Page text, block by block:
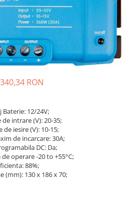
RON
Baterie: 12/24V;
de intrare (V): 20-35;
de iesire (V): 10-15;
de incarcare: 30A;
DC: Da;
operare -20 to +55°C;
88%;
(mm): 130 x 186 x 70;